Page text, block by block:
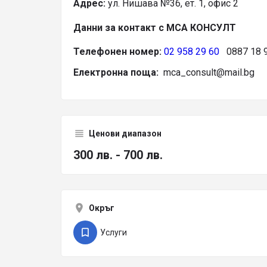
Адрес: ул. Нишава №36, ет. 1, офис 2
Данни за контакт с МСА КОНСУЛТ
Телефонен номер: 02 958 29 60 0887 18
Електронна поща: mca_consult@mail.bg
Ценови диапазон
300 лв. - 700 лв.
Окръг
Услуги